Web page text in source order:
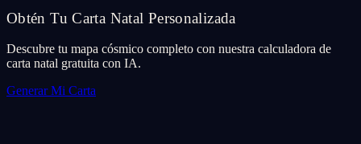
Obtén Tu Carta Natal Personalizada
Descubre tu mapa cósmico completo con nuestra calculadora de
carta natal gratuita con IA.
Generar Mi Carta